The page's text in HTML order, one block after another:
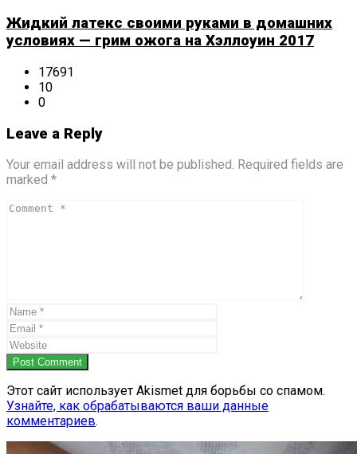
Жидкий латекс своими руками в домашних
условиях — грим ожога на Хэллоуин 2017
17691
10
0
Leave a Reply
Your email address will not be published. Required fields are
marked *
Post Comment
Этот сайт использует Akismet для борьбы со спамом.
Узнайте, как обрабатываются ваши данные
комментариев.